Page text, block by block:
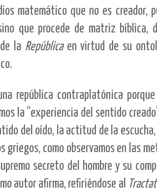
matemático que no es creador,
que procede de matriz
la Repúblicaen virtud de su
república contraplatónica
la “experiencia del sentido
del oído, la actitud de la
griegos, como observamos en las
secreto del hombre y su
autor afirma, refiriéndose al